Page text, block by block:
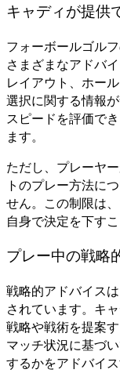
キャディが提供
フォーボールゴル
さまざまなアドバ
レイアウト、ホー
選択に関する情報
スピードを評価で
ます。
ただし、プレーヤ
トのプレー方法に
せん。この制限は
自身で決定を下す
プレー中の戦略
戦略的アドバイス
されています。キ
戦略や戦術を提案
マッチ状況に基づ
するかをアドバイ